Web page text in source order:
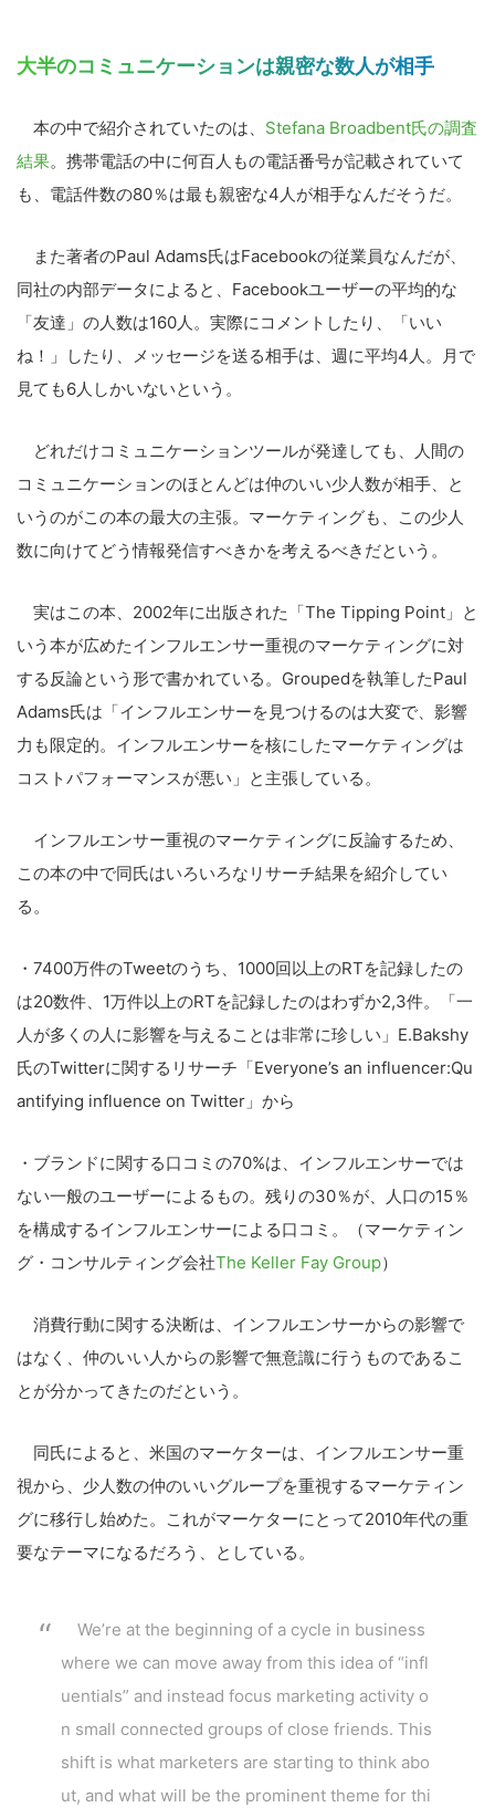
大半のコミュニケーションは親密な数人が相手
本の中で紹介されていたのは、 Stefana Broadbent氏の調査
結果。携帯電話の中に何百人もの電話番号が記載されていて
も、電話件数の80％は最も親密な4人が相手なんだそうだ。
また著者のPaul Adams氏はFacebookの従業員なんだが、
同社の内部データによると、Facebookユーザーの平均的な
「友達」の人数は160人。実際にコメントしたり、「いい
ね！」したり、メッセージを送る相手は、週に平均4人。月で
見ても6人しかいないという。
どれだけコミュニケーションツールが発達しても、人間の
コミュニケーションのほとんどは仲のいい少人数が相手、と
いうのがこの本の最大の主張。マーケティングも、この少人
数に向けてどう情報発信すべきかを考えるべきだという。
実はこの本、2002年に出版された「The Tipping Point」と
いう本が広めたインフルエンサー重視のマーケティングに対
する反論という形で書かれている。Groupedを執筆したPaul
Adams氏は「インフルエンサーを見つけるのは大変で、影響
力も限定的。インフルエンサーを核にしたマーケティングは
コストパフォーマンスが悪い」と主張している。
インフルエンサー重視のマーケティングに反論するため、
この本の中で同氏はいろいろなリサーチ結果を紹介してい
る。
・7400万件のTweetのうち、1000回以上のRTを記録したの
は20数件、1万件以上のRTを記録したのはわずか2,3件。「一
人が多くの人に影響を与えることは非常に珍しい」E.Bakshy
氏のTwitterに関するリサーチ「Everyone’s an influencer:Qu
antifying influence on Twitter」から
・ブランドに関する口コミの70%は、インフルエンサーでは
ない一般のユーザーによるもの。残りの30％が、人口の15％
を構成するインフルエンサーによる口コミ。（マーケティン
グ・コンサルティング会社The Keller Fay Group）
消費行動に関する決断は、インフルエンサーからの影響で
はなく、仲のいい人からの影響で無意識に行うものであるこ
とが分かってきたのだという。
同氏によると、米国のマーケターは、インフルエンサー重
視から、少人数の仲のいいグループを重視するマーケティン
グに移行し始めた。これがマーケターにとって2010年代の重
要なテーマになるだろう、としている。
We’re at the beginning of a cycle in business
where we can move away from this idea of “infl
uentials” and instead focus marketing activity o
n small connected groups of close friends. This
shift is what marketers are starting to think abo
ut, and what will be the prominent theme for thi